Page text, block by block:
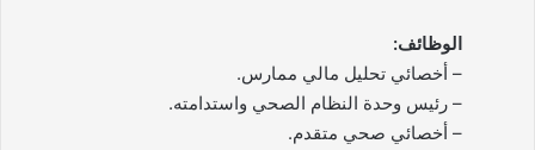
الوظائف:
– أخصائي تحليل مالي ممارس.
– رئيس وحدة النظام الصحي واستدامته.
– أخصائي صحي متقدم.